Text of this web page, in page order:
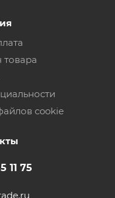
товара
cookie
11 75